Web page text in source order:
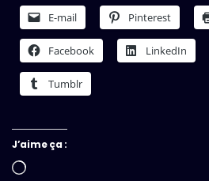
E-mail Pinterest
Facebook LinkedIn
Tumblr
J’aime ça :
Chargement…